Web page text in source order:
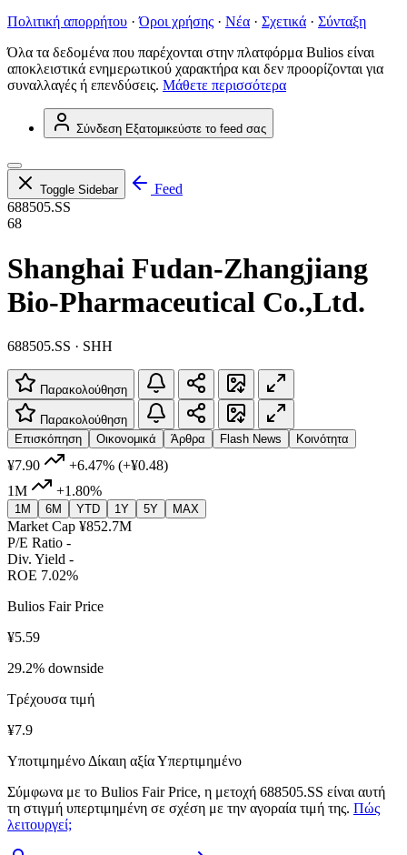
Πολιτική απορρήτου · Όροι χρήσης · Νέα · Σχετικά · Σύνταξη
Όλα τα δεδομένα που παρέχονται στην πλατφόρμα Bulios είναι
αποκλειστικά ενημερωτικού χαρακτήρα και δεν προορίζονται για
συναλλαγές ή επενδύσεις. Μάθετε περισσότερα
Σύνδεση Εξατομικεύστε το feed σας
Toggle Sidebar
Feed
688505.SS
68
Shanghai Fudan-Zhangjiang
Bio-Pharmaceutical Co.,Ltd.
688505.SS · SHH
Παρακολούθηση
Παρακολούθηση
Επισκόπηση
Οικονομικά Άρθρα Flash News Κοινότητα
¥7.90 +6.47% (+¥0.48)
1M
+1.80%
1M 6M YTD 1Y 5Y MAX
Market Cap ¥852.7M
P/E Ratio -
Div. Yield -
ROE 7.02%
Bulios Fair Price
¥5.59
29.2% downside
Τρέχουσα τιμή
¥7.9
Υποτιμημένο Δίκαιη αξίαΥπερτιμημένο
Σύμφωνα με το Bulios Fair Price, η μετοχή 688505.SS είναι αυτή
τη στιγμή υπερτιμημένη σε σχέση με την αγοραία τιμή της. Πώς
λειτουργεί;